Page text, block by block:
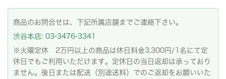
商品のお問合せは、下記所属店舗までご連絡下さい。
渋谷本店: 03-3476-3341
※火曜定休 2万円以上の商品は休日料金3,300円/1名にて定
休日でもご利用いただけます。定休日の当日返却は承っており
ません。後日または配送（別途送料）でのご返却をお願いいた